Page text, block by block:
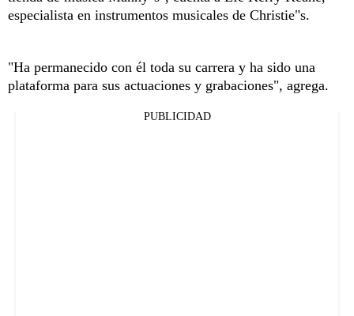
especialista en instrumentos musicales de Christie"s.
"Ha permanecido con él toda su carrera y ha sido una
plataforma para sus actuaciones y grabaciones", agrega.
PUBLICIDAD